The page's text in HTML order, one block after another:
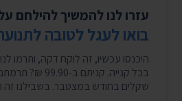
עזרו לנו להמשיך להילחם
בואו לעגל לטובה
היכנסו עכשיו, זה לוקח דקה, ותרמו
שקלים בחודש במצטבר. בשבילנו זה